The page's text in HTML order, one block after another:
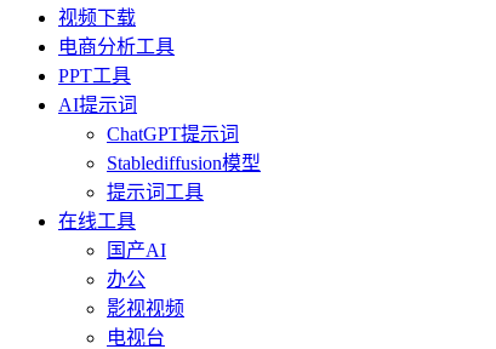
视频下载
电商分析工具
PPT工具
AI提示词
ChatGPT提示词
Stablediffusion模型
提示词工具
在线工具
国产AI
办公
影视视频
电视台